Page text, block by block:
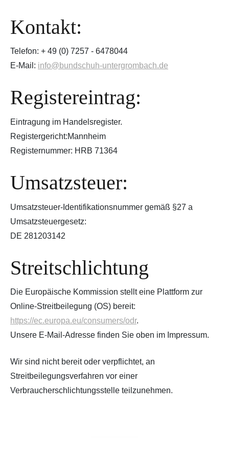
Kontakt:
Telefon: + 49 (0) 7257 - 6478044
E-Mail: info@bundschuh-untergrombach.de
Registereintrag:
Eintragung im Handelsregister.
Registergericht:Mannheim
Registernummer: HRB 71364
Umsatzsteuer:
Umsatzsteuer-Identifikationsnummer gemäß §27 a
Umsatzsteuergesetz:
DE 281203142
Streitschlichtung
Die Europäische Kommission stellt eine Plattform zur
Online-Streitbeilegung (OS) bereit:
https://ec.europa.eu/consumers/odr.
Unsere E-Mail-Adresse finden Sie oben im Impressum.
Wir sind nicht bereit oder verpflichtet, an
Streitbeilegungsverfahren vor einer
Verbraucherschlichtungsstelle teilzunehmen.